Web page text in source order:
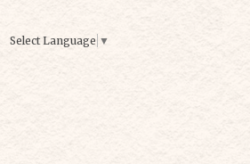
Select Language ▼